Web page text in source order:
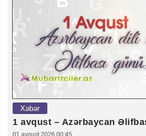
Xəbər
1 avqust – Azərbaycan